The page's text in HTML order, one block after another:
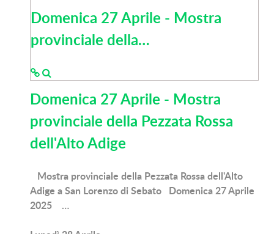
Domenica 27 Aprile - Mostra
provinciale della…
Domenica 27 Aprile - Mostra
provinciale della Pezzata Rossa
dell'Alto Adige
Mostra provinciale della Pezzata Rossa dell'Alto
Adige a San Lorenzo di Sebato Domenica 27 Aprile
2025 …